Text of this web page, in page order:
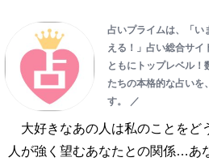
占いプライムは、「い
える！」占い総合サイ
ともにトップレベル！
たちの本格的な占いを
す。
／
大好きなあの人は私のことを
人が強く望むあなたとの関係…あ